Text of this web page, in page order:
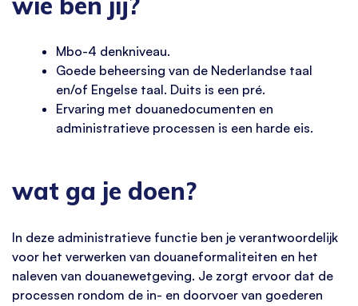
Mbo-4 denkniveau.
Goede beheersing van de Nederlandse taal
en/of Engelse taal. Duits is een pré.
Ervaring met douanedocumenten en
administratieve processen is een harde eis.
wat ga je doen?
In deze administratieve functie ben je verantwoordelijk
voor het verwerken van douaneformaliteiten en het
naleven van douanewetgeving. Je zorgt ervoor dat de
processen rondom de in- en doorvoer van goederen